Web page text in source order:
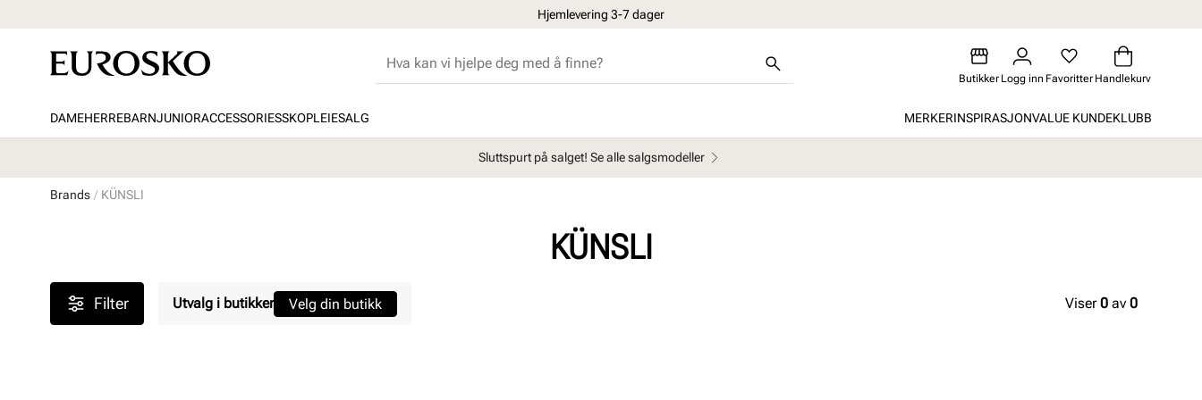
Hjemlevering 3-7 dager
Butikker Logg inn Favoritter Handlekurv
DAMEHERREBARNJUNIORACCESSORIESSKOPLEIESALG MERKERINSPIRASJONVALUE KUNDEKLUBB
Sluttspurt på salget! Se alle salgsmodeller
Brands KÜNSLI
KÜNSLI
Filter Utvalg i butikker Velg din butikk Viser0 av 0